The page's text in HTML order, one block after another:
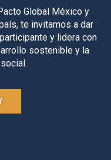
Global México y
te invitamos a dar
y lidera con
sostenible y la